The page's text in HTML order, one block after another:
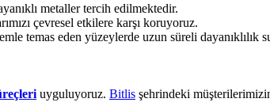
metaller tercih edilmektedir.
çevresel etkilere karşı koruyoruz.
temas eden yüzeylerde uzun süreli dayanıklılık
uyguluyoruz. Bitlis şehrindeki